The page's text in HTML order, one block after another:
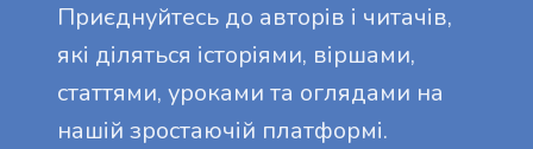
Приєднуйтесь до авторів і читачів,
які діляться історіями, віршами,
статтями, уроками та оглядами на
нашій зростаючій платформі.